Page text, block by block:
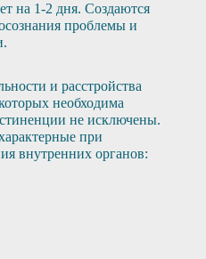
на 1-2 дня. Создаются
проблемы и
и расстройства
необходима
не исключены.
при
внутренних органов: